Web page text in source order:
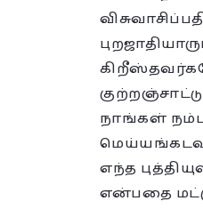
நாங்கள்
எந்த
என்பதை